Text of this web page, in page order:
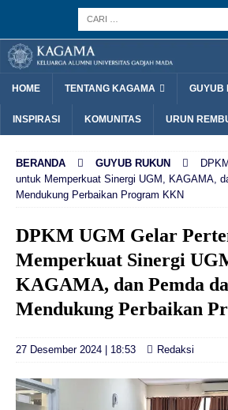
HOME TENTANG KAGAMA GUYUB
INSPIRASI KOMUNITAS URUN
BERANDA GUYUB RUKUN
untuk Memperkuat Sinergi UGM, KAGAMA,
Mendukung Perbaikan Program KKN
DPKM UGM Gelar
Memperkuat Sinergi
KAGAMA, dan Pemda
Mendukung Perbaikan
27 Desember 2024 | 18:53 Redaksi